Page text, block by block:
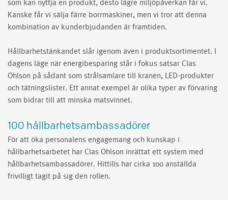
som kan nyttja en produkt, desto lägre miljöpåverkan får vi.
Kanske får vi sälja färre borrmaskiner, men vi tror att denna
kombination av kunderbjudanden är framtiden.
Hållbarhetstänkandet slår igenom även i produktsortimentet. I
dagens läge när energibesparing står i fokus satsar Clas
Ohlson på sådant som strålsamlare till kranen, LED-produkter
och tätningslister. Ett annat exempel är olika typer av förvaring
som bidrar till att minska matsvinnet.
100 hållbarhetsambassadörer
För att öka personalens engagemang och kunskap i
hållbarhetsarbetet har Clas Ohlson inrättat ett system med
hållbarhetsambassadörer. Hittills har cirka 100 anställda
frivilligt tagit på sig den rollen.